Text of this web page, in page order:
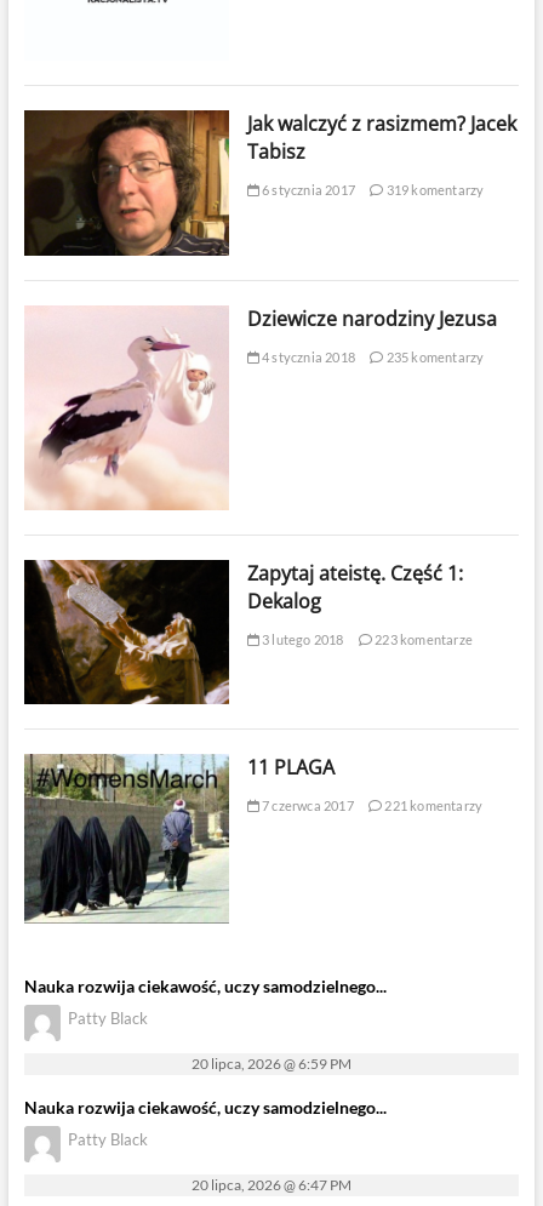
Jak walczyć z rasizmem? Jacek
Tabisz
6 stycznia 2017 319 komentarzy
Dziewicze narodziny Jezusa
4 stycznia 2018 235 komentarzy
Zapytaj ateistę. Część 1:
Dekalog
3 lutego 2018 223 komentarze
11 PLAGA
7 czerwca 2017 221 komentarzy
Nauka rozwija ciekawość, uczy samodzielnego...
Patty Black
20 lipca, 2026 @ 6:59 PM
Nauka rozwija ciekawość, uczy samodzielnego...
Patty Black
20 lipca, 2026 @ 6:47 PM